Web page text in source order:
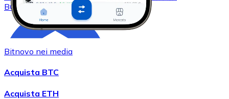
BCH
Bitnovo nei media
Acquista BTC
Acquista ETH